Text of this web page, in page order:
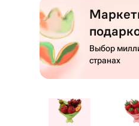
Выбор
странах